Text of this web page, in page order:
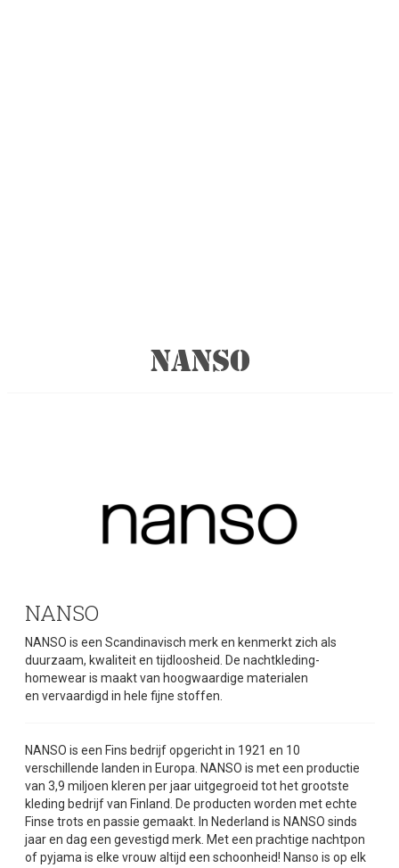
NANSO
NANSO
NANSO is een Scandinavisch merk en kenmerkt zich als
duurzaam, kwaliteit en tijdloosheid. De nachtkleding-
homewearis maakt van hoogwaardige materialen
en vervaardigd in hele fijne stoffen.
NANSO is een Fins bedrijf opgericht in 1921 en 10
verschillende landen in Europa. NANSO is met een productie
van 3,9 miljoen kleren per jaar uitgegroeid tot het grootste
kleding bedrijf van Finland. De producten worden met echte
Finse trots en passie gemaakt. In Nederland is NANSO sinds
jaar en dag een gevestigd merk. Met een prachtige nachtpon
of pyjama is elke vrouw altijd een schoonheid! Nanso is op elk